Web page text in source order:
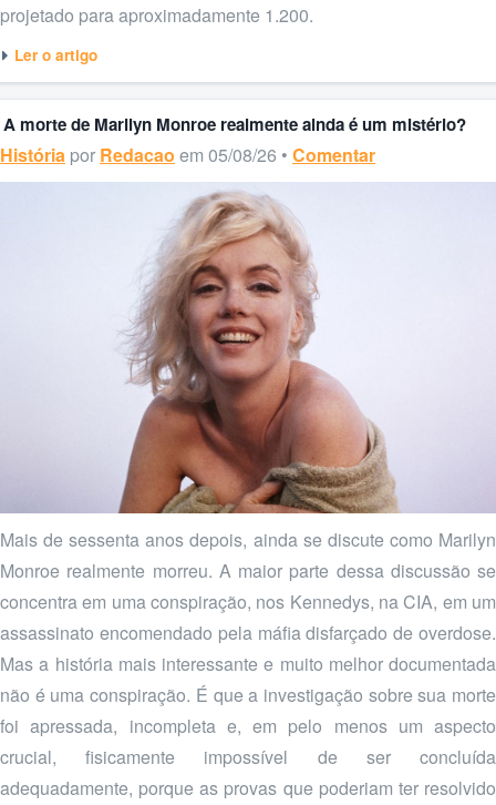
projetado para aproximadamente 1.200.
Ler o artigo
A morte de Marilyn Monroe realmente ainda é um mistério?
História por Redacao em 05/08/26 • Comentar
Mais de sessenta anos depois, ainda se discute como Marilyn
Monroe realmente morreu. A maior parte dessa discussão se
concentra em uma conspiração, nos Kennedys, na CIA, em um
assassinato encomendado pela máfia disfarçado de overdose.
Mas a história mais interessante e muito melhor documentada
não é uma conspiração. É que a investigação sobre sua morte
foi apressada, incompleta e, em pelo menos um aspecto
crucial, fisicamente impossível de ser concluída
adequadamente, porque as provas que poderiam ter resolvido